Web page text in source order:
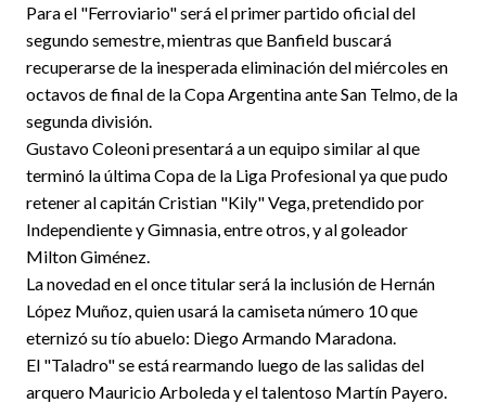
Para el "Ferroviario" será el primer partido oficial del
segundo semestre, mientras que Banfield buscará
recuperarse de la inesperada eliminación del miércoles en
octavos de final de la Copa Argentina ante San Telmo, de la
segunda división.
Gustavo Coleoni presentará a un equipo similar al que
terminó la última Copa de la Liga Profesional ya que pudo
retener al capitán Cristian "Kily" Vega, pretendido por
Independiente y Gimnasia, entre otros, y al goleador
Milton Giménez.
La novedad en el once titular será la inclusión de Hernán
López Muñoz, quien usará la camiseta número 10 que
eternizó su tío abuelo: Diego Armando Maradona.
El "Taladro" se está rearmando luego de las salidas del
arquero Mauricio Arboleda y el talentoso Martín Payero.